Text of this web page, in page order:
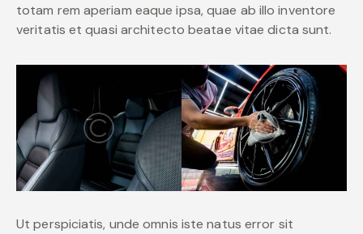
totam rem aperiam eaque ipsa, quae ab illo inventore
veritatis et quasi architecto beatae vitae dicta sunt.
Ut perspiciatis, unde omnis iste natus error sit